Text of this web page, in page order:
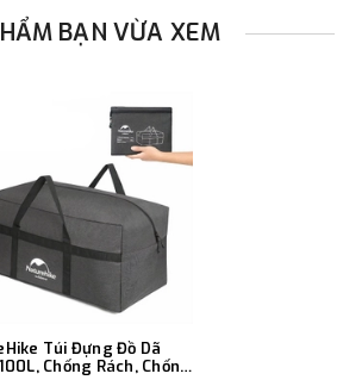
BẠN VỪA XEM
Túi Đựng Đồ Dã
Chống Rách, Chống